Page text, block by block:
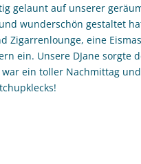
gelaunt auf unserer
wunderschön gestaltet
Zigarrenlounge, eine
ein. Unsere DJane sorgte
ein toller Nachmittag